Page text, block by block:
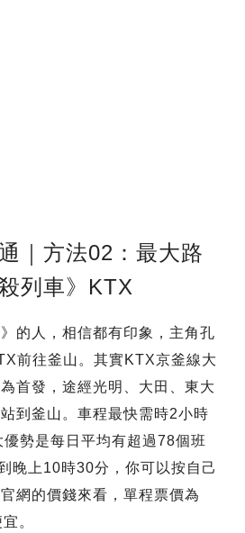
｜方法02：最大路
列車》KTX
的人，相信都有印象，主角孔
前往釜山。其實KTX京釜線大
首發，途經光明、大田、東大
到釜山。車程最快需時2小時
勢是每日平均有超過78個班
晚上10時30分，你可以按自己
網的價錢來看，單程票價為
。